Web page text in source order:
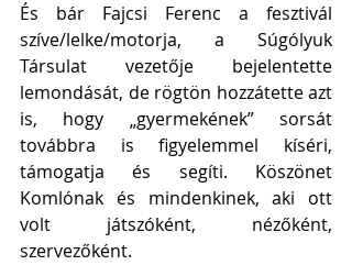
És bár Fajcsi Ferenc a fesztivál
szíve/lelke/motorja, a Súgólyuk
Társulat vezetője bejelentette
lemondását, de rögtön hozzátette azt
is, hogy „gyermekének” sorsát
továbbra is figyelemmel kíséri,
támogatja és segíti. Köszönet
Komlónak és mindenkinek, aki ott
volt játszóként, nézőként,
szervezőként.